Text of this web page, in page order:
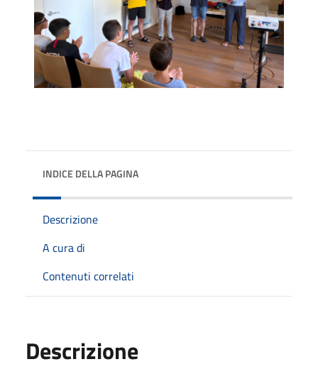
INDICE DELLA PAGINA
Descrizione
A cura di
Contenuti correlati
Descrizione